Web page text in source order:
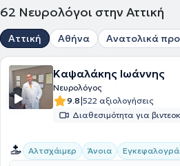
62 Νευρολόγοι στην Αττική
Αττική Αθήνα Ανατολικά
Καψαλάκης Ιωάννης
Νευρολόγος
9.8|522 αξιολογήσεις
Διαθεσιμότητα για
Αλτσχάιμερ Άνοια